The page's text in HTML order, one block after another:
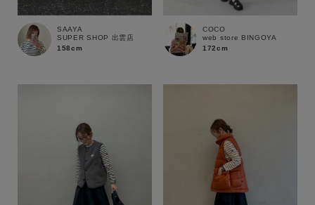
ブランド
SAAYA
SUPER SHOP 出雲店
158cm
COCO
web store BINGOYA
172cm